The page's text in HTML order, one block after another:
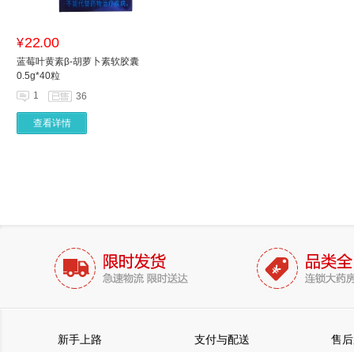
¥22.00
蓝莓叶黄素β-胡萝卜素软胶囊
0.5g*40粒
1
36
查看详情
新手上路 支付与配送 售